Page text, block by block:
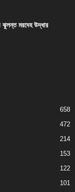
ঝুলন্ত মরদেহ উদ্ধার
658
472
214
153
122
101